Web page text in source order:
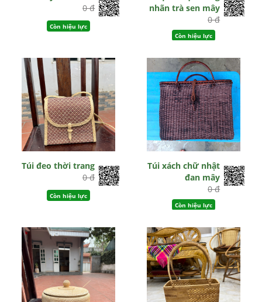
0 đ
Còn hiệu lực
nhãn trà sen mây
0 đ
Còn hiệu lực
Túi đeo thời trang
0 đ
Còn hiệu lực
Túi xách chữ nhật
đan mây
0 đ
Còn hiệu lực